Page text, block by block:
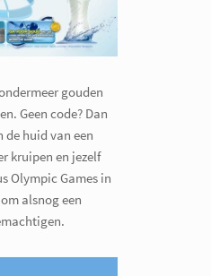
gouden
Geen code? Dan
de huid van een
kruipen en jezelf
Olympic Games in
alsnog een